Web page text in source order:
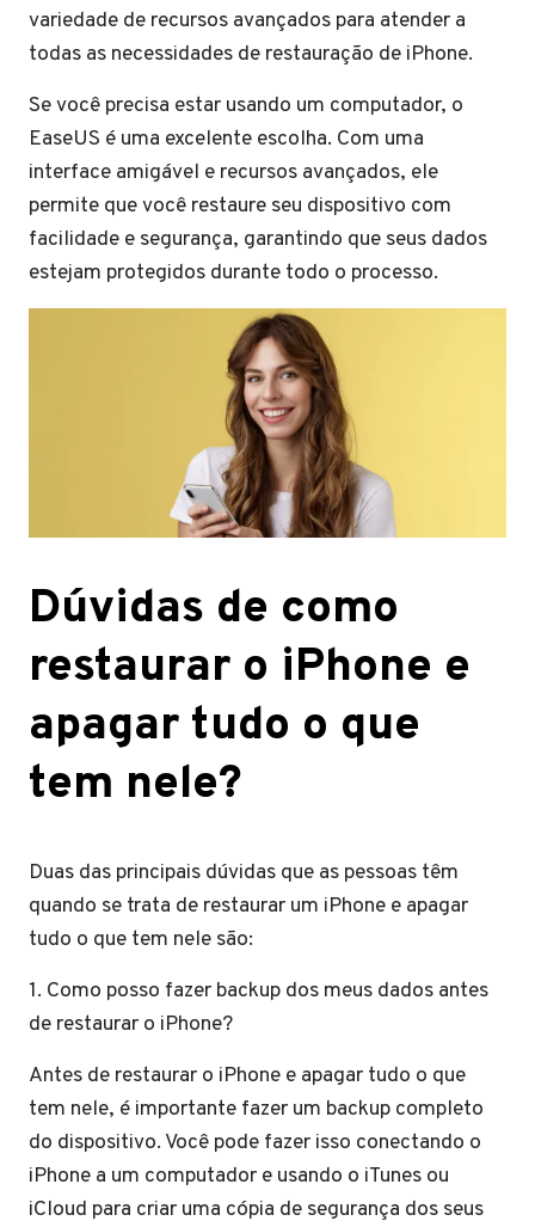
variedade de recursos avançados para atender a
todas as necessidades de restauração de iPhone.
Se você precisa estar usando um computador, o
EaseUS é uma excelente escolha. Com uma
interface amigável e recursos avançados, ele
permite que você restaure seu dispositivo com
facilidade e segurança, garantindo que seus dados
estejam protegidos durante todo o processo.
Dúvidas de como
restaurar o iPhone e
apagar tudo o que
tem nele?
Duas das principais dúvidas que as pessoas têm
quando se trata de restaurar um iPhone e apagar
tudo o que tem nele são:
1. Como posso fazer backup dos meus dados antes
de restaurar o iPhone?
Antes de restaurar o iPhone e apagar tudo o que
tem nele, é importante fazer um backup completo
do dispositivo. Você pode fazer isso conectando o
iPhone a um computador e usando o iTunes ou
iCloud para criar uma cópia de segurança dos seus